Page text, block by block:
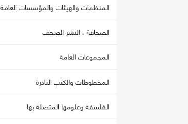
المنظمات والهيئات والمؤسسات العامة
الصحافة ، النشر الصحف
المجموعات العامة
المخطوطات والكتب النادرة
الفلسفة وعلومها المتصلة بها